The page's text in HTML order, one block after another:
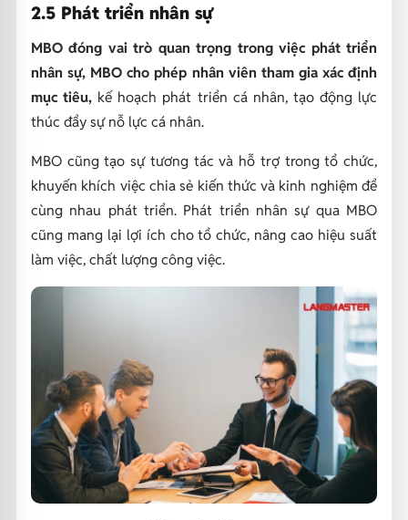
2.5 Phát triển nhân sự
MBO đóng vai trò quan trọng trong việc phát triển
nhân sự, MBO cho phép nhân viên tham gia xác định
mục tiêu, kế hoạch phát triển cá nhân, tạo động lực
thúc đẩy sự nỗ lực cá nhân.
MBO cũng tạo sự tương tác và hỗ trợ trong tổ chức,
khuyến khích việc chia sẻ kiến thức và kinh nghiệm để
cùng nhau phát triển. Phát triển nhân sự qua MBO
cũng mang lại lợi ích cho tổ chức, nâng cao hiệu suất
làm việc, chất lượng công việc.